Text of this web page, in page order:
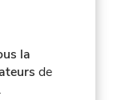
la
de